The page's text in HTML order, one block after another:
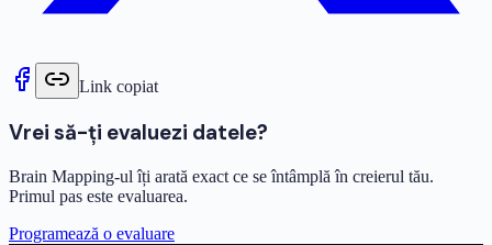
Link copiat
Vrei să-ți evaluezi datele?
Brain Mapping-ul îți arată exact ce se întâmplă în creierul tău.
Primul pas este evaluarea.
Programează o evaluare